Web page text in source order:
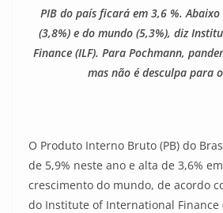
PIB do país ficará em 3,6 %.
(3,8%) e do mundo (5,3%), diz
Finance (ILF). Para Pochmann,
mas não é desculpa para
O Produto Interno Bruto (PB) do
de 5,9% neste ano e alta de 3,6%
crescimento do mundo, de acordo
do Institute of International Finance